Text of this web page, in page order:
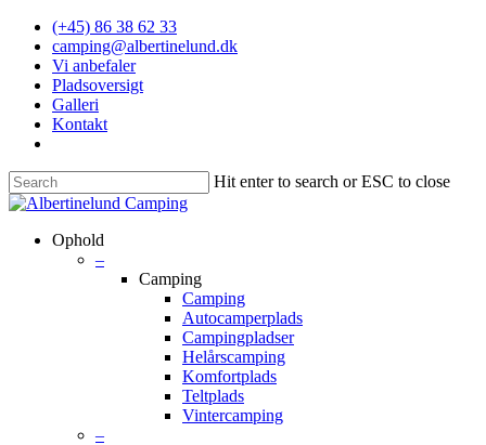
(+45) 86 38 62 33
camping@albertinelund.dk
Vi anbefaler
Pladsoversigt
Galleri
Kontakt
Hit enter to search or ESC to close
Ophold
–
Camping
Camping
Autocamperplads
Campingpladser
Helårscamping
Komfortplads
Teltplads
Vintercamping
–